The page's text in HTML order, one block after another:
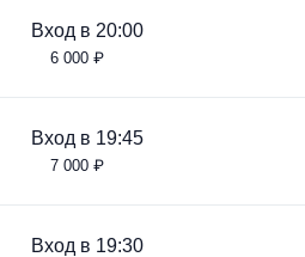
Вход в 20:00
6 000 ₽
Вход в 19:45
7 000 ₽
Вход в 19:30